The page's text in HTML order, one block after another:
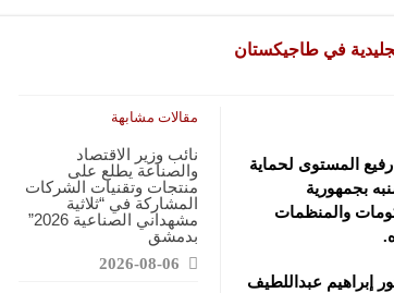
في طاجيكستان
مقالات مشابهة
نائب وزير الاقتصاد
والصناعة يطلع على
منتجات وتقنيات الشركات
المشاركة في “ثلاثية
مشهداني الصناعية 2026”
بدمشق
2026-08-06
المستوى لحماية
بجمهورية
والمنظمات
إبراهيم عبداللطيف